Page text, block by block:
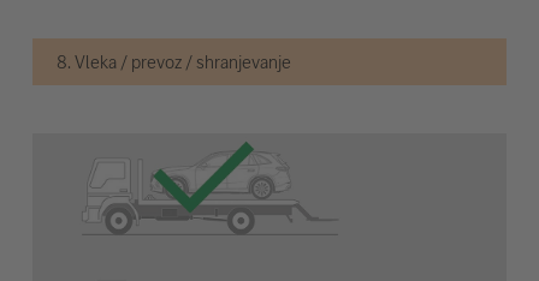
8. Vleka / prevoz / shranjevanje